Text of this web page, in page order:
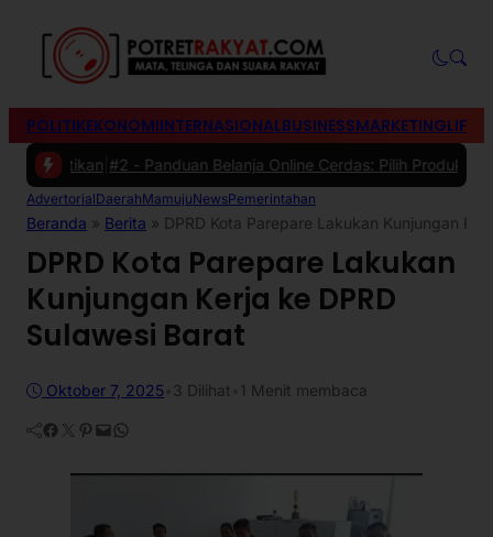
POLITIKEKONOMIINTERNASIONALBUSINESSMARKETING
| #2 -Panduan Belanja Online Cerdas: Pilih Produk dengan
AdvertorialDaerahMamujuNewsPemerintahan
Beranda » Berita » DPRD Kota Parepare Lakukan Kunjungan
DPRD Kota Parepare Lakukan
Kunjungan Kerja ke DPRD
Sulawesi Barat
Oktober 7, 2025 3 Dilihat 1 Menit membaca
Facebook Twitter Pinterest Mail WhatsApp